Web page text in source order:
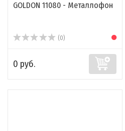
GOLDON 11080 - Металлофон
(0)
0 руб.